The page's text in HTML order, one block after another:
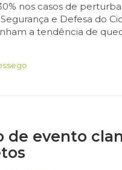
nos casos de
e Defesa do
a tendência de
de evento